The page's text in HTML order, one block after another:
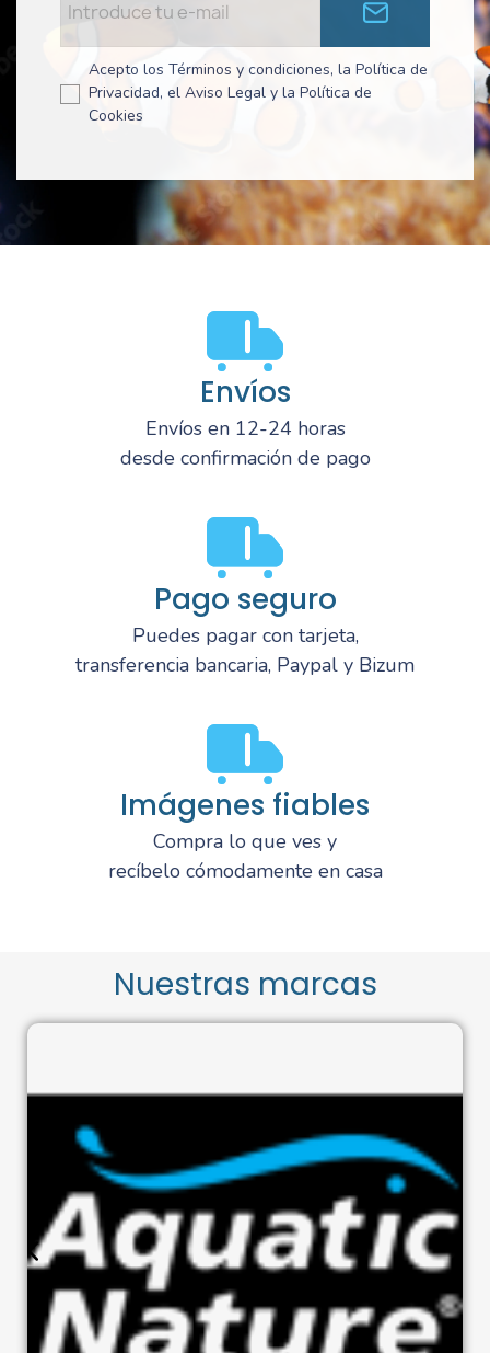
Acepto los Términos y condiciones, la Política de
Privacidad, el Aviso Legal y la Política de
Cookies
Envíos
Envíos en 12-24 horas
desde confirmación de pago
Pago seguro
Puedes pagar con tarjeta,
transferencia bancaria, Paypal y Bizum
Imágenes fiables
Compra lo que ves y
recíbelo cómodamente en casa
Nuestras marcas